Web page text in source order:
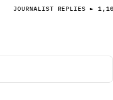
JOURNALIST REPLIES ►